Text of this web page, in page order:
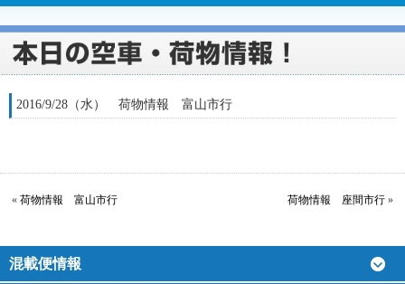
2016/9/28（水） 荷物情報 富山市行
« 荷物情報 富山市行 荷物情報 座間市行 »
混載便情報